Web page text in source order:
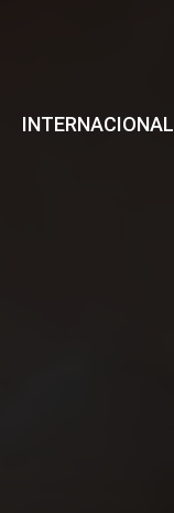
INTERNACIONAL